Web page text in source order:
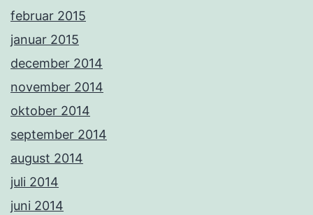
februar 2015
januar 2015
december 2014
november 2014
oktober 2014
september 2014
august 2014
juli 2014
juni 2014